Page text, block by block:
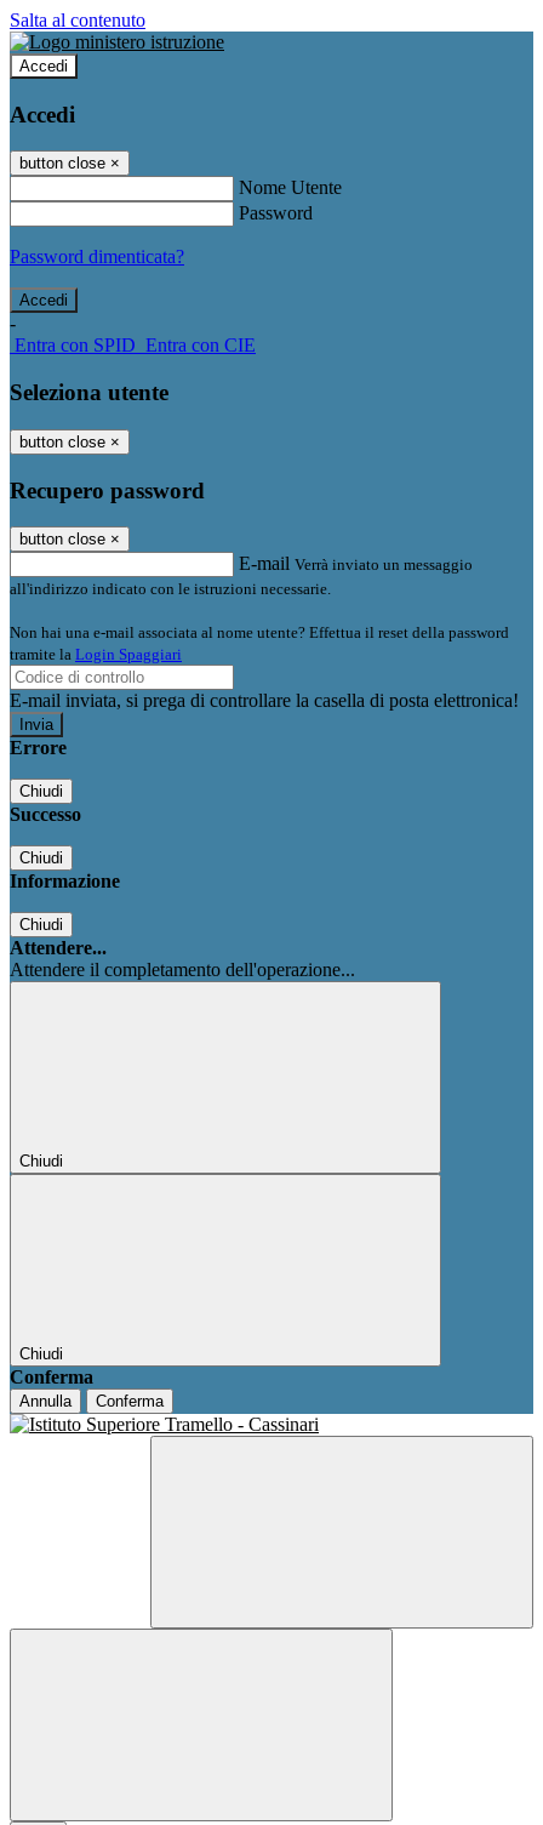
Salta al contenuto
Accedi
Accedi
button close ×
Nome Utente
Password
Password dimenticata?
-
Entra con SPID Entra con CIE
Seleziona utente
button close ×
Recupero password
button close ×
E-mail Verrà inviato un messaggio
all'indirizzo indicato con le istruzioni necessarie.
Non hai una e-mail associata al nome utente? Effettua il reset della password
tramite la Login Spaggiari
E-mail inviata, si prega di controllare la casella di posta elettronica!
Errore
Chiudi
Successo
Chiudi
Informazione
Chiudi
Attendere...
Attendere il completamento dell'operazione...
Chiudi
Chiudi
Conferma
Annulla Conferma